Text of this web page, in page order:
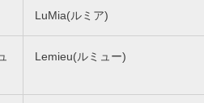
LuMia(ルミア)
Lemieu(ルミュー)